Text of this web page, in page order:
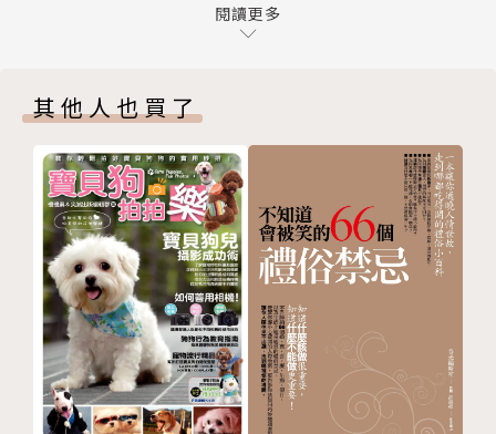
刻起，自此樂此不疲。熱愛麵包與日本文化，嫻熟日式
麵包製作，擅以特色食材為發想，創作出層次變化的精
緻菓子麵包。專職於麵包點心領域，從事麵包開發創
作，與推廣教學，希冀以所學 落實於在地飲食文化結
合，以深富創意的方 式拓展各色麵包，分享於廣大麵
包同好。
現任
‧星享道酒店INSKY HOTEL 點心房主廚
‧CH PAIN PAIN主廚／經營者
CHAPTER 1 歷久彌新的布里歐
布里歐國王吐司
凱撒咕咕洛夫
杏桃情人吐司麵包
肉桂焦糖麵包卷
基本布里歐麵團B
布里歐花冠
修士布里歐
焦糖杏仁布里歐
布里歐珍珠辮子
閱讀更多
其他人也買了